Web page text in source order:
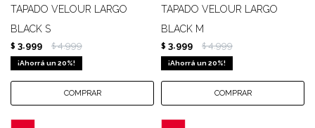
TAPADO VELOUR LARGO
BLACK S
$ 3.999 $ 4.999
20
TAPADO VELOUR LARGO
BLACK M
$ 3.999 $ 4.999
20